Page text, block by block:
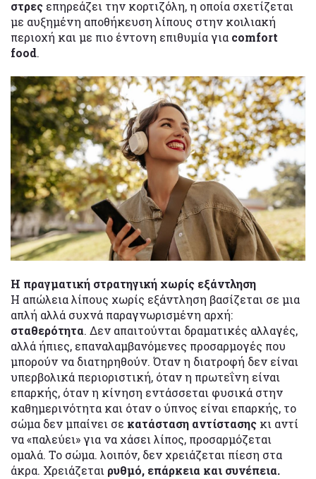
στρες επηρεάζει την κορτιζόλη, η οποία σχετίζεται
με αυξημένη αποθήκευση λίπους στην κοιλιακή
περιοχή και με πιο έντονη επιθυμία για comfort
food.
Η πραγματική στρατηγική χωρίς εξάντληση
Η απώλεια λίπους χωρίς εξάντληση βασίζεται σε μια
απλή αλλά συχνά παραγνωρισμένη αρχή:
σταθερότητα. Δεν απαιτούνται δραματικές αλλαγές,
αλλά ήπιες, επαναλαμβανόμενες προσαρμογές που
μπορούν να διατηρηθούν. Όταν η διατροφή δεν είναι
υπερβολικά περιοριστική, όταν η πρωτεΐνη είναι
επαρκής, όταν η κίνηση εντάσσεται φυσικά στην
καθημερινότητα και όταν ο ύπνος είναι επαρκής, το
σώμα δεν μπαίνει σε κατάσταση αντίστασης κι αντί
να «παλεύει» για να χάσει λίπος, προσαρμόζεται
ομαλά. Το σώμα. λοιπόν, δεν χρειάζεται πίεση στα
άκρα. Χρειάζεται ρυθμό, επάρκεια και συνέπεια.